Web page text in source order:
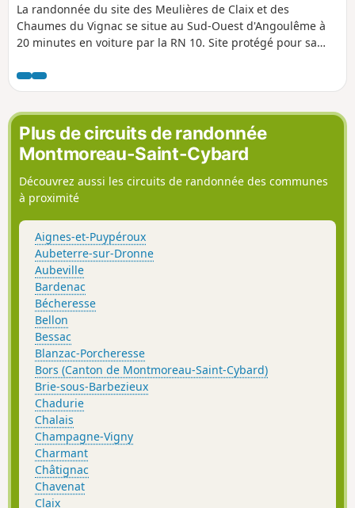
La randonnée du site des Meulières de Claix et des
Chaumes du Vignac se situe au Sud-Ouest d'Angoulême à
20 minutes en voiture par la RN 10. Site protégé pour sa
proposant de beaux points de vue sur la vallée du Claix. La
randonnée est belle et propose des paysages variés
alternant rocailles (site des Meulières et Chaumes du
Vignac), forêts, parcelles viticoles, hameaux, monuments
historiques et plaines cultivées.
Plus de circuits de randonnée
Montmoreau-Saint-Cybard
Découvrez aussi les circuits de randonnée des communes
à proximité
Aignes-et-Puypéroux
Aubeterre-sur-Dronne
Aubeville
Bardenac
Bécheresse
Bellon
Bessac
Blanzac-Porcheresse
Bors (Canton de Montmoreau-Saint-Cybard)
Brie-sous-Barbezieux
Chadurie
Chalais
Champagne-Vigny
Charmant
Châtignac
Chavenat
Claix